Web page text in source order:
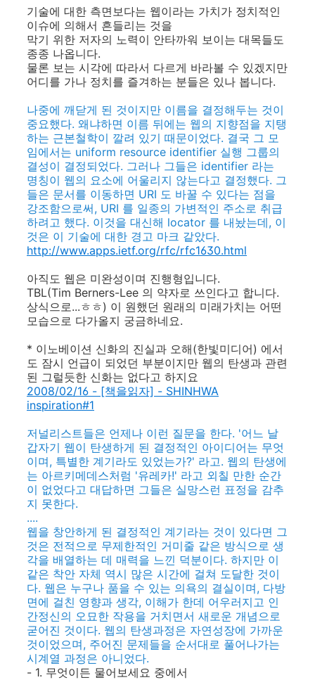
기술에 대한 측면보다는 웹이라는 가치가 정치적인
이슈에 의해서 흔들리는 것을
막기 위한 저자의 노력이 안타까워 보이는 대목들도
종종 나옵니다.
물론 보는 시각에 따라서 다르게 바라볼 수 있겠지만
어디를 가나 정치를 즐겨하는 분들은 있나 봅니다.
나중에 깨닫게 된 것이지만 이름을 결정해두는 것이
중요했다. 왜냐하면 이름 뒤에는 웹의 지향점을 지탱
하는 근본철학이 깔려 있기 때문이었다. 결국 그 모
임에서는 uniform resource identifier 실행 그룹의
결성이 결정되었다. 그러나 그들은 identifier 라는
명칭이 웹의 요소에 어울리지 않는다고 결정했다. 그
들은 문서를 이동하면 URI 도 바꿀 수 있다는 점을
강조함으로써, URI 를 일종의 가변적인 주소로 취급
하려고 했다. 이것을 대신해 locator 를 내놨는데, 이
것은 이 기술에 대한 경고 마크 같았다.
http://www.apps.ietf.org/rfc/rfc1630.html
아직도 웹은 미완성이며 진행형입니다.
TBL(Tim Berners-Lee 의 약자로 쓰인다고 합니다.
상식으로...ㅎㅎ) 이 원했던 원래의 미래가치는 어떤
모습으로 다가올지 궁금하네요.
* 이노베이션 신화의 진실과 오해(한빛미디어) 에서
도 잠시 언급이 되었던 부분이지만 웹의 탄생과 관련
된 그럴듯한 신화는 없다고 하지요
2008/02/16 - [책을읽자] - SHINHWA
inspiration#1
저널리스트들은 언제나 이런 질문을 한다. '어느 날
갑자기 웹이 탄생하게 된 결정적인 아이디어는 무엇
이며, 특별한 계기라도 있었는가?' 라고. 웹의 탄생에
는 아르키메데스처럼 '유레카!' 라고 외칠 만한 순간
이 없었다고 대답하면 그들은 실망스런 표정을 감추
지 못한다.
....
웹을 창안하게 된 결정적인 계기라는 것이 있다면 그
것은 전적으로 무제한적인 거미줄 같은 방식으로 생
각을 배열하는 데 매력을 느낀 덕분이다. 하지만 이
같은 착안 자체 역시 많은 시간에 걸쳐 도달한 것이
다. 웹은 누구나 품을 수 있는 의욕의 결실이며, 다방
면에 걸친 영향과 생각, 이해가 한데 어우러지고 인
간정신의 오묘한 작용을 거치면서 새로운 개념으로
굳어진 것이다. 웹의 탄생과정은 자연성장에 가까운
것이었으며, 주어진 문제들을 순서대로 풀어나가는
시계열 과정은 아니었다.
- 1. 무엇이든 물어보세요 중에서